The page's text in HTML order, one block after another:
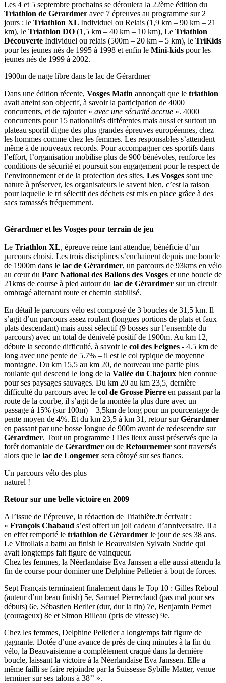
Les 4 et 5 septembre prochains se déroulera la 22ème édition du
Triathlon de Gérardmer avec 7 épreuves au programme sur 2
jours : le Triathlon XL Individuel ou Relais (1,9 km – 90 km – 21
km), le Triathlon DO (1,5 km – 40 km – 10 km), Le Triathlon
Découverte Individuel ou relais (500m – 20 km – 5 km), le TriKids
pour les jeunes nés de 1995 à 1998 et enfin le Mini-kids pour les
jeunes nés de 1999 à 2002.
1900m de nage libre dans le lac de Gérardmer
Dans une édition récente, Vosges Matin annonçait que le triathlon
avait atteint son objectif, à savoir la participation de 4000
concurrents, et de rajouter « avec une sécurité accrue ». 4000
concurrents pour 15 nationalités différentes mais aussi et surtout un
plateau sportif digne des plus grandes épreuves européennes, chez
les hommes comme chez les femmes. Les responsables s’attendent
même à de nouveaux records. Pour accompagner ces sportifs dans
l’effort, l’organisation mobilise plus de 900 bénévoles, renforce les
conditions de sécurité et poursuit son engagement pour le respect de
l’environnement et de la protection des sites. Les Vosges sont une
nature à préserver, les organisateurs le savent bien, c’est la raison
pour laquelle le tri sélectif des déchets est mis en place grâce à des
sacs ramassés fréquemment.
Gérardmer et les Vosges pour terrain de jeu
Le Triathlon XL, épreuve reine tant attendue, bénéficie d’un
parcours choisi. Les trois disciplines s’enchainent depuis une boucle
de 1900m dans le lac de Gérardmer, un parcours de 93kms en vélo
au cœur du Parc National des Ballons des Vosges et une boucle de
21kms de course à pied autour du lac de Gérardmer sur un circuit
ombragé alternant route et chemin stabilisé.
En détail le parcours vélo est composé de 3 boucles de 31,5 km. Il
s’agit d’un parcours assez roulant (longues portions de plats et faux
plats descendant) mais aussi sélectif (9 bosses sur l’ensemble du
parcours) avec un total de dénivelé positif de 1900m. Au km 12,
débute la seconde difficulté, à savoir le col des Feignes - 4.5 km de
long avec une pente de 5.7% – il est le col typique de moyenne
montagne. Du km 15,5 au km 20, de nouveau une partie plus
roulante qui descend le long de la Vallée du Chajoux bien connue
pour ses paysages sauvages. Du km 20 au km 23,5, dernière
difficulté du parcours avec le col de Grosse Pierre en passant par la
route de la courbe, il s’agit de la montée la plus dure avec un
passage à 15% (sur 100m) – 3,5km de long pour un pourcentage de
pente moyen de 4%. Et du km 23,5 à km 31, retour surGérardmer
en passant par une bosse longue de 900m avant de redescendre sur
Gérardmer. Tout un programme ! Des lieux aussi préservés que la
forêt domaniale de Gérardmer ou de Retournemer sont traversés
alors que le lac de Longemer sera côtoyé sur ses flancs.
Un parcours vélo des plus
naturel !
Retour sur une belle victoire en 2009
A l’issue de l’épreuve, la rédaction de Triathlète.fr écrivait :
« François Chabaud s’est offert un joli cadeau d’anniversaire. Il a
en effet remporté le triathlon de Gérardmer le jour de ses 38 ans.
Le Vitrollais a battu au finish le Beauvaisien Sylvain Sudrie qui
avait longtemps fait figure de vainqueur.
Chez les femmes, la Néerlandaise Eva Janssen a elle aussi attendu la
fin de course pour dominer une Delphine Pelletier à bout de forces.
Sept Français terminaient finalement dans le Top 10 : Gilles Reboul
(auteur d’un beau finish) 5e, Samuel Pierreclaud (pas mal pour ses
débuts) 6e, Sébastien Berlier (dur, dur la fin) 7e, Benjamin Pernet
(courageux) 8e et Simon Billeau (pris de vitesse) 9e.
Chez les femmes, Delphine Pelletier a longtemps fait figure de
gagnante. Dotée d’une avance de près de cinq minutes à la fin du
vélo, la Beauvaisienne a complètement craqué dans la dernière
boucle, laissant la victoire à la Néerlandaise Eva Janssen. Elle a
même failli se faire rejoindre par la Suissesse Sybille Matter, venue
terminer sur ses talons à 38’’ ».